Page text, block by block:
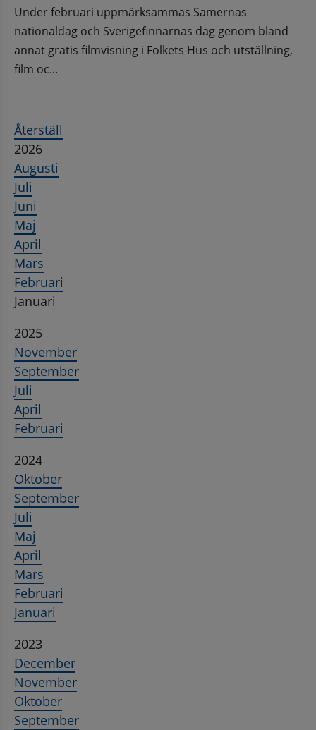
Under februari uppmärksammas Samernas
nationaldag och Sverigefinnarnas dag genom bland
annat gratis filmvisning i Folkets Hus och utställning,
film oc...
Återställ
2026
Augusti
Juli
Juni
Maj
April
Mars
Februari
Januari
2025
November
September
Juli
April
Februari
2024
Oktober
September
Juli
Maj
April
Mars
Februari
Januari
2023
December
November
Oktober
September